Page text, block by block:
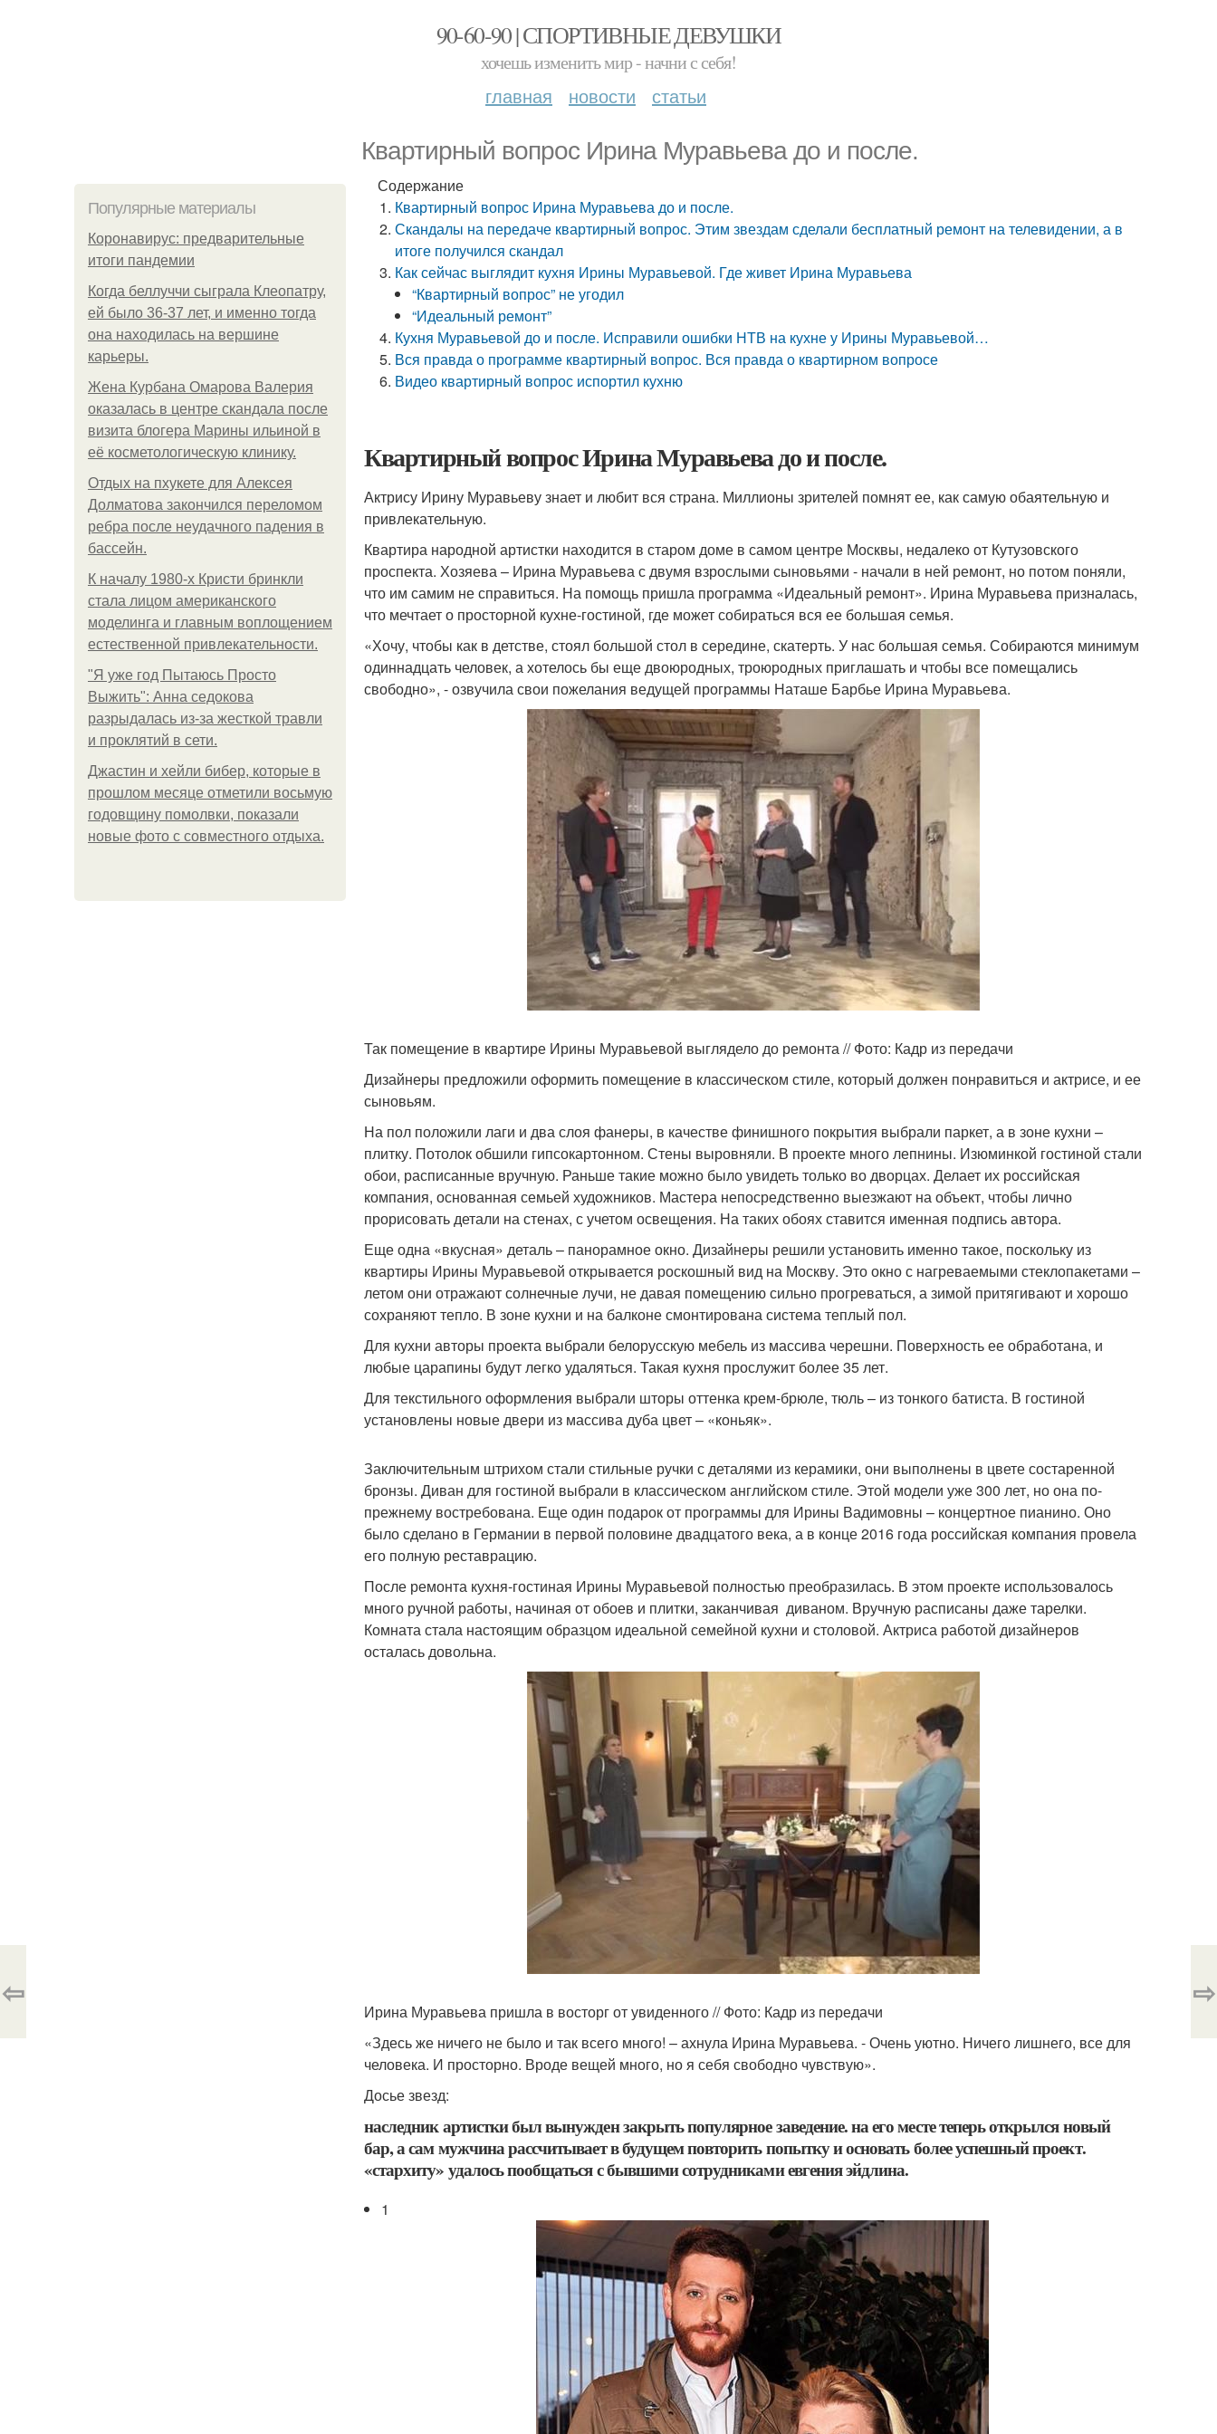
90-60-90 | СПОРТИВНЫЕ ДЕВУШКИ
хочешь изменить мир - начни с себя!
главная новости статьи
Квартирный вопрос Ирина Муравьева до и после.
Популярные материалы
Коронавирус: предварительные
итоги пандемии
Когда беллуччи сыграла Клеопатру,
ей было 36-37 лет, и именно тогда
она находилась на вершине
карьеры.
Жена Курбана Омарова Валерия
оказалась в центре скандала после
визита блогера Марины ильиной в
её косметологическую клинику.
Отдых на пхукете для Алексея
Долматова закончился переломом
ребра после неудачного падения в
бассейн.
К началу 1980-х Кристи бринкли
стала лицом американского
моделинга и главным воплощением
естественной привлекательности.
"Я уже год Пытаюсь Просто
Выжить": Анна седокова
разрыдалась из-за жесткой травли
и проклятий в сети.
Джастин и хейли бибер, которые в
прошлом месяце отметили восьмую
годовщину помолвки, показали
новые фото с совместного отдыха.
Содержание
Квартирный вопрос Ирина Муравьева до и после.
Скандалы на передаче квартирный вопрос. Этим звездам сделали бесплатный ремонт на телевидении, а в
итоге получился скандал
Как сейчас выглядит кухня Ирины Муравьевой. Где живет Ирина Муравьева
“Квартирный вопрос” не угодил
“Идеальный ремонт”
Кухня Муравьевой до и после. Исправили ошибки НТВ на кухне у Ирины Муравьевой…
Вся правда о программе квартирный вопрос. Вся правда о квартирном вопросе
Видео квартирный вопрос испортил кухню
Квартирный вопрос Ирина Муравьева до и после.
Актрису Ирину Муравьеву знает и любит вся страна. Миллионы зрителей помнят ее, как самую обаятельную и
привлекательную.
Квартира народной артистки находится в старом доме в самом центре Москвы, недалеко от Кутузовского
проспекта. Хозяева – Ирина Муравьева с двумя взрослыми сыновьями - начали в ней ремонт, но потом поняли,
что им самим не справиться. На помощь пришла программа «Идеальный ремонт». Ирина Муравьева призналась,
что мечтает о просторной кухне-гостиной, где может собираться вся ее большая семья.
«Хочу, чтобы как в детстве, стоял большой стол в середине, скатерть. У нас большая семья. Собираются минимум
одиннадцать человек, а хотелось бы еще двоюродных, троюродных приглашать и чтобы все помещались
свободно», - озвучила свои пожелания ведущей программы Наташе Барбье Ирина Муравьева.
Так помещение в квартире Ирины Муравьевой выглядело до ремонта // Фото: Кадр из передачи
Дизайнеры предложили оформить помещение в классическом стиле, который должен понравиться и актрисе, и ее
сыновьям.
На пол положили лаги и два слоя фанеры, в качестве финишного покрытия выбрали паркет, а в зоне кухни –
плитку. Потолок обшили гипсокартонном. Стены выровняли. В проекте много лепнины. Изюминкой гостиной стали
обои, расписанные вручную. Раньше такие можно было увидеть только во дворцах. Делает их российская
компания, основанная семьей художников. Мастера непосредственно выезжают на объект, чтобы лично
прорисовать детали на стенах, с учетом освещения. На таких обоях ставится именная подпись автора.
Еще одна «вкусная» деталь – панорамное окно. Дизайнеры решили установить именно такое, поскольку из
квартиры Ирины Муравьевой открывается роскошный вид на Москву. Это окно с нагреваемыми стеклопакетами –
летом они отражают солнечные лучи, не давая помещению сильно прогреваться, а зимой притягивают и хорошо
сохраняют тепло. В зоне кухни и на балконе смонтирована система теплый пол.
Для кухни авторы проекта выбрали белорусскую мебель из массива черешни. Поверхность ее обработана, и
любые царапины будут легко удаляться. Такая кухня прослужит более 35 лет.
Для текстильного оформления выбрали шторы оттенка крем-брюле, тюль – из тонкого батиста. В гостиной
установлены новые двери из массива дуба цвет – «коньяк».
Заключительным штрихом стали стильные ручки с деталями из керамики, они выполнены в цвете состаренной
бронзы. Диван для гостиной выбрали в классическом английском стиле. Этой модели уже 300 лет, но она по-
прежнему востребована. Еще один подарок от программы для Ирины Вадимовны – концертное пианино. Оно
было сделано в Германии в первой половине двадцатого века, а в конце 2016 года российская компания провела
его полную реставрацию.
После ремонта кухня-гостиная Ирины Муравьевой полностью преобразилась. В этом проекте использовалось
много ручной работы, начиная от обоев и плитки, заканчивая диваном. Вручную расписаны даже тарелки.
Комната стала настоящим образцом идеальной семейной кухни и столовой. Актриса работой дизайнеров
осталась довольна.
Ирина Муравьева пришла в восторг от увиденного // Фото: Кадр из передачи
«Здесь же ничего не было и так всего много! – ахнула Ирина Муравьева. - Очень уютно. Ничего лишнего, все для
человека. И просторно. Вроде вещей много, но я себя свободно чувствую».
Досье звезд:
наследник артистки был вынужден закрыть популярное заведение. на его месте теперь открылся новый
бар, а сам мужчина рассчитывает в будущем повторить попытку и основать более успешный проект.
«стархиту» удалось пообщаться с бывшими сотрудниками евгения эйдлина.
1
⇦ ⇨